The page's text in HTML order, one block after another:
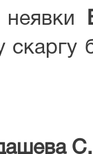
скаргу